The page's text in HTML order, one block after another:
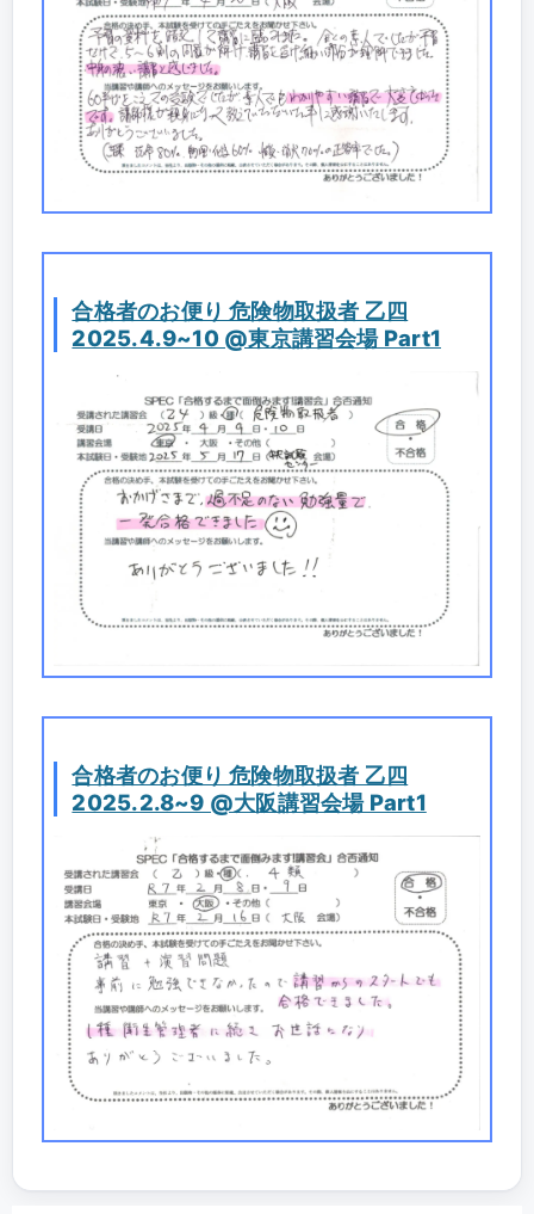
合格者のお便り 危険物取扱者 乙四
2025.4.9~10 @東京講習会場 Part1
合格者のお便り 危険物取扱者 乙四
2025.2.8~9 @大阪講習会場 Part1